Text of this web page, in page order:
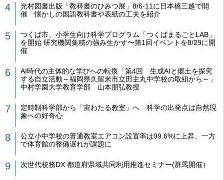
光村図書出版「教科書のひみつ展」8/6-11に日本橋三越で開
催 懐かしの国語教科書や表紙の工夫を紹介
つくば市、小学生向け科学プログラム「つくばまるごとLAB」
を開始 研究機関集積の強み生かす〜第1回イベントを8/29に開
催
AI時代の主体的な学びへの転換「第4回 生成AIと郷土を探究
する自立活動～福岡県久留米市立田主丸中学校の取組から～」
中村学園大学教育学部 山本朋弘教授
定時制科学部から「宙わたる教室」へ 科学の出発点は自然現
象への好奇心
公立小中学校の普通教室エアコン設置率は99.6%に上昇、一方
で体育館の整備遅れが課題に
次世代校務DX 都道府県域共同利用推進セミナー(群馬開催）